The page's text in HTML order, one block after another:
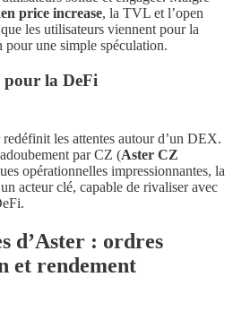
price increase, la TVL et l’open
les utilisateurs viennent pour la
pour une simple spéculation.
la DeFi
les attentes autour d’un DEX.
par CZ (Aster CZ
opérationnelles impressionnantes, la
acteur clé, capable de rivaliser avec
d’Aster : ordres
et rendement